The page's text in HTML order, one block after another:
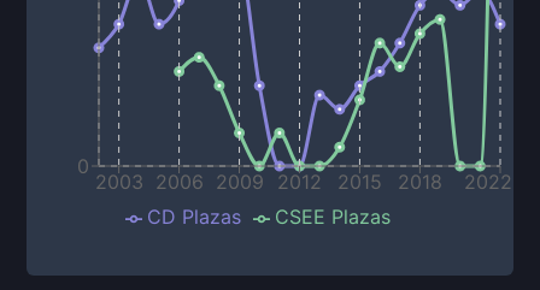
2003 2006 2009 2012 2015 2018 2022
0
CD Plazas CSEE Plazas